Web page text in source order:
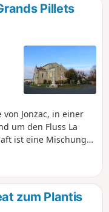
Pillets
Jonzac, in einer
um den Fluss La
ist eine Mischung
bilden. Die
Beispiele des
zum Plantis